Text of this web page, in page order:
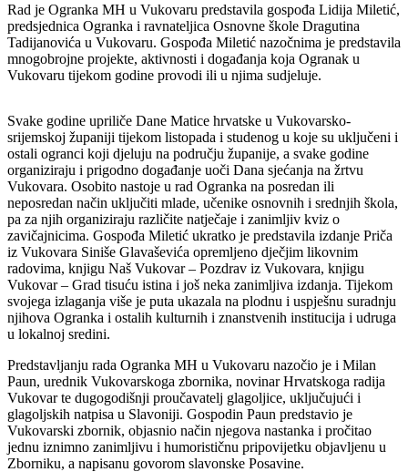
Rad je Ogranka MH u Vukovaru predstavila gospođa Lidija Miletić,
predsjednica Ogranka i ravnateljica Osnovne škole Dragutina
Tadijanovića u Vukovaru. Gospođa Miletić nazočnima je predstavila
mnogobrojne projekte, aktivnosti i događanja koja Ogranak u
Vukovaru tijekom godine provodi ili u njima sudjeluje.
Svake godine upriliče Dane Matice hrvatske u Vukovarsko-
srijemskoj županiji tijekom listopada i studenog u koje su uključeni i
ostali ogranci koji djeluju na području županije, a svake godine
organiziraju i prigodno događanje uoči Dana sjećanja na žrtvu
Vukovara. Osobito nastoje u rad Ogranka na posredan ili
neposredan način uključiti mlade, učenike osnovnih i srednjih škola,
pa za njih organiziraju različite natječaje i zanimljiv kviz o
zavičajnicima. Gospođa Miletić ukratko je predstavila izdanje Priča
iz Vukovara Siniše Glavaševića opremljeno dječjim likovnim
radovima, knjigu Naš Vukovar – Pozdrav iz Vukovara, knjigu
Vukovar – Grad tisuću istina i još neka zanimljiva izdanja. Tijekom
svojega izlaganja više je puta ukazala na plodnu i uspješnu suradnju
njihova Ogranka i ostalih kulturnih i znanstvenih institucija i udruga
u lokalnoj sredini.
Predstavljanju rada Ogranka MH u Vukovaru nazočio je i Milan
Paun, urednik Vukovarskoga zbornika, novinar Hrvatskoga radija
Vukovar te dugogodišnji proučavatelj glagoljice, uključujući i
glagoljskih natpisa u Slavoniji. Gospodin Paun predstavio je
Vukovarski zbornik, objasnio način njegova nastanka i pročitao
jednu iznimno zanimljivu i humorističnu pripovijetku objavljenu u
Zborniku, a napisanu govorom slavonske Posavine.